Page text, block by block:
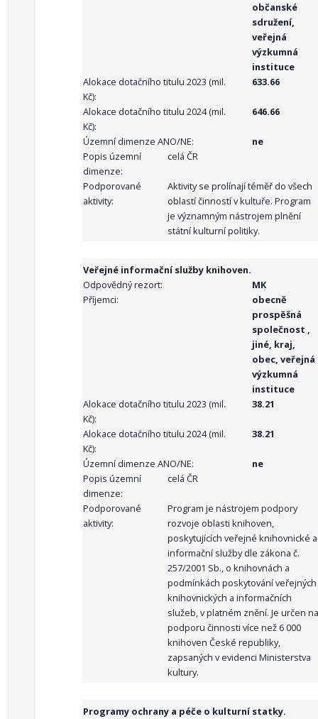
občanské
sdružení,
veřejná
výzkumná
instituce
Alokace dotačního titulu 2023 (mil.
Kč):
633.66
Alokace dotačního titulu 2024 (mil.
Kč):
646.66
Územní dimenze ANO/NE:
ne
Popis územní
dimenze:
celá ČR
Podporované
aktivity:
Aktivity se prolínají téměř do všech
oblastí činností v kultuře. Program
je významným nástrojem plnění
státní kulturní politiky.
Veřejné informační služby knihoven.
Odpovědný rezort:
MK
Příjemci:
obecně
prospěšná
společnost ,
jiné, kraj,
obec, veřejná
výzkumná
instituce
Alokace dotačního titulu 2023 (mil.
Kč):
38.21
Alokace dotačního titulu 2024 (mil.
Kč):
38.21
Územní dimenze ANO/NE:
ne
Popis územní
dimenze:
celá ČR
Podporované
aktivity:
Program je nástrojem podpory
rozvoje oblasti knihoven,
poskytujících veřejné knihovnické a
informační služby dle zákona č.
257/2001 Sb., o knihovnách a
podmínkách poskytování veřejných
knihovnických a informačních
služeb, v platném znění. Je určen na
podporu činnosti více než 6 000
knihoven České republiky,
zapsaných v evidenci Ministerstva
kultury.
Programy ochrany a péče o kulturní statky.